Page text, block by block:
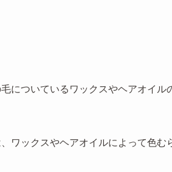
についているワックスやヘアオイル
ワックスやヘアオイルによって色む